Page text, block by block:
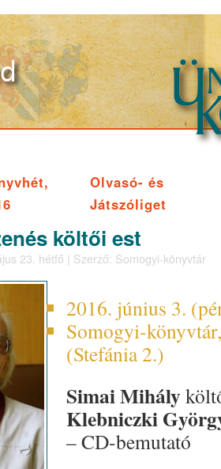
Olvasó- és
Játszóliget
költői est
23. hétfő | Szerző: Somogyi-könyvtár
2016. június 3.
Somogyi-
(Stefánia 2.)
Simai Mihály
Klebniczki
– CD-bemutató